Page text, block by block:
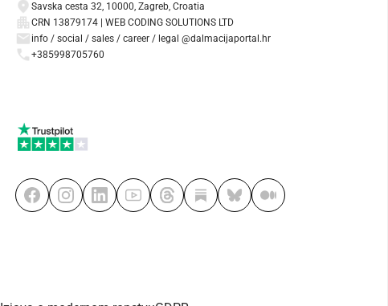
Savska cesta 32, 10000, Zagreb, Croatia
CRN 13879174 | WEB CODING SOLUTIONS LTD
info / social / sales / career / legal @dalmacijaportal.hr
+385998705760